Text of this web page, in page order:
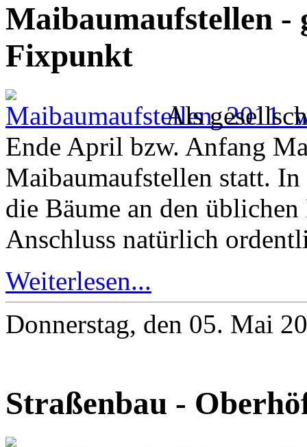
Maibaumaufstellen -
Fixpunkt
Als
Ende April bzw. Anfang
Maibaumaufstellen statt.
die Bäume an den
Anschluss natürlich
Weiterlesen...
Donnerstag, den 05. Mai
Straßenbau -